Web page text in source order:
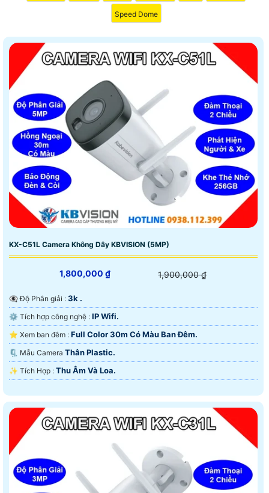
Speed Dome
KX-C51L Camera Không Dây KBVISION (5MP)
1,800,000 ₫ 1,900,000 ₫
👁️‍🗨 Độ Phân giải : 3k .
⚙ Tích hợp công nghệ : IP Wifi.
⭐ Xem ban đêm : Full Color 30m Có Màu Ban Ðêm.
🗜️ Mẫu Camera Thân Plastic.
️✨ Tích Hợp : Thu Âm Và Loa.